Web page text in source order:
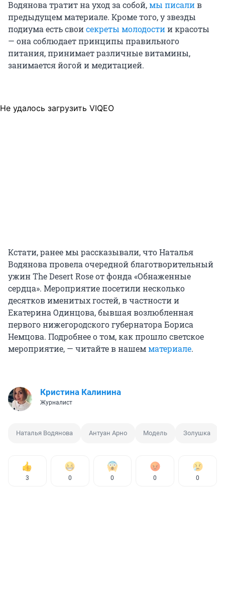
Водянова тратит на уход за собой,мы писалив
предыдущем материале. Кроме того, у звезды
подиума есть своисекреты молодостии красоты
— она соблюдает принципы правильного
питания, принимает различные витамины,
занимается йогой и медитацией.
Не удалось загрузить VIQEO
Кстати, ранее мы рассказывали, что Наталья
Водянова провела очередной благотворительный
ужин The Desert Rose от фонда «Обнаженные
сердца». Мероприятие посетили несколько
десятков именитых гостей, в частности и
Екатерина Одинцова, бывшая возлюбленная
первого нижегородского губернатора Бориса
Немцова. Подробнее о том, как прошло светское
мероприятие, — читайте в нашемматериале.
Кристина Калинина
Журналист
Наталья Водянова Антуан Арно Модель Золушка
3 0 0 0 0